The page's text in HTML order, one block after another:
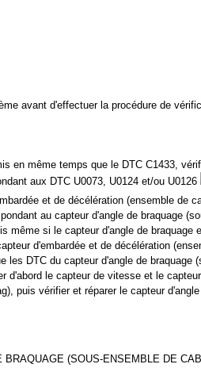
avant d'effectuer la procédure de
en même temps que le DTC C1433,
aux DTC U0073, U0124 et/ou U0126
et de décélération (ensemble de
au capteur d'angle de braquage
même si le capteur d'angle de braquage
d'embardée et de décélération
les DTC du capteur d'angle de braquage
d'abord le capteur de vitesse et le
puis vérifier et réparer le capteur
BRAQUAGE (SOUS-ENSEMBLE DE